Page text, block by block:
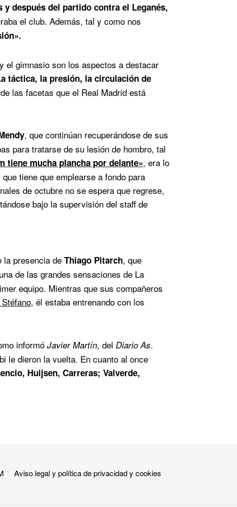
y después del partido contra el Leganés,
el club. Además, tal y como nos
el gimnasio son los aspectos a destacar
táctica, la presión, la circulación de
las facetas que el Real Madrid está
, que continúan recuperándose de sus
para tratarse de su lesión de hombro, tal
tiene mucha plancha por delante», era lo
tiene que emplearse a fondo para
de octubre no se espera que regrese,
bajo la supervisión del staff de
la presencia de Thiago Pitarch, que
de las grandes sensaciones de La
equipo. Mientras que sus compañeros
, él estaba entrenando con los
informó Javier Martín, del Diario As.
le dieron la vuelta. En cuanto al once
Huijsen, Carreras; Valverde,
Aviso legal y política de privacidad y cookies​